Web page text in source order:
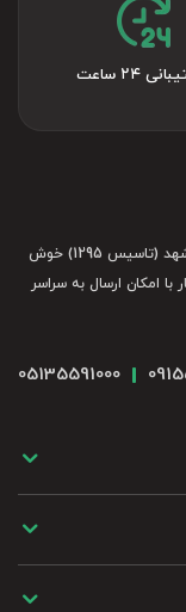
۲۴ ساعت
به شعبه آنلاین فروشگاه آجیل و خشکبار آجیل چی مشهد (تاسیس 1295) خوش
امکان ارسال به سراسر
05135591000